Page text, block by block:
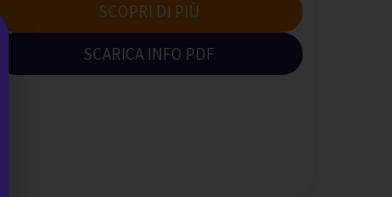
SCOPRI DI PIÙ
SCARICA INFO PDF